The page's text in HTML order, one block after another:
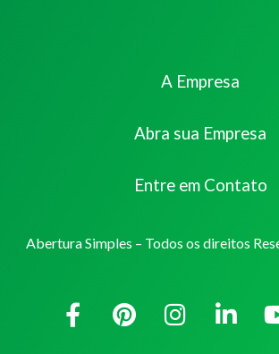
A Empresa
Abra sua Empresa
Entre em Contato
Abertura Simples – Todos os direitos